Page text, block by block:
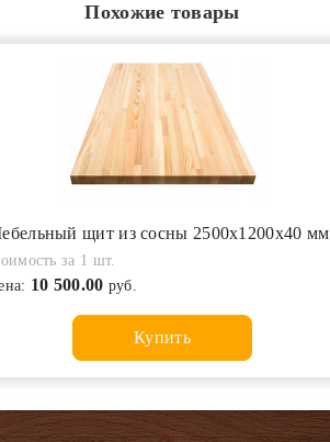
Похожие товары
щит из сосны 2500х1200х40 мм
за 1 шт.
10 500.00 руб.
Купить